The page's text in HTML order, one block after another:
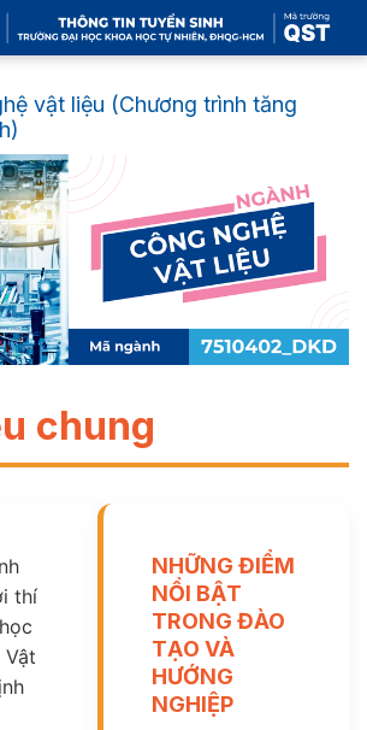
vật liệu (Chương trình tăng
chung
thí
Vật
NHỮNG ĐIỂM
NỔI BẬT
TRONG ĐÀO
TẠO VÀ
HƯỚNG
NGHIỆP